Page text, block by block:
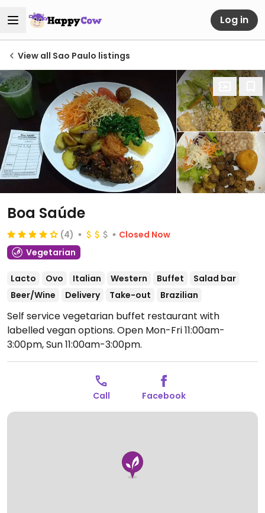
Log in
View all Sao Paulo listings
Boa Saúde
(4)
Closed Now
Vegetarian
Lacto Ovo Italian Western Buffet
Salad bar
Beer/Wine
Delivery Take-out Brazilian
Self service vegetarian buffet restaurant with
labelled vegan options. Open Mon-Fri 11:00am-
3:00pm, Sun 11:00am-3:00pm.
Call Facebook